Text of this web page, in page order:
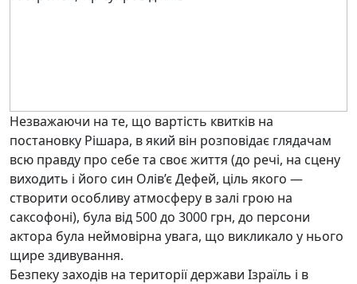
Незважаючи на те, що вартість квитків на
постановку Рішара, в який він розповідає глядачам
всю правду про себе та своє життя (до речі, на сцену
виходить і його син Олів’є Дефей, ціль якого —
створити особливу атмосферу в залі грою на
саксофоні), була від 500 до 3000 грн, до персони
актора була неймовірна увага, що викликало у нього
щире здивування.
Безпеку заходів на території держави Ізраїль і в